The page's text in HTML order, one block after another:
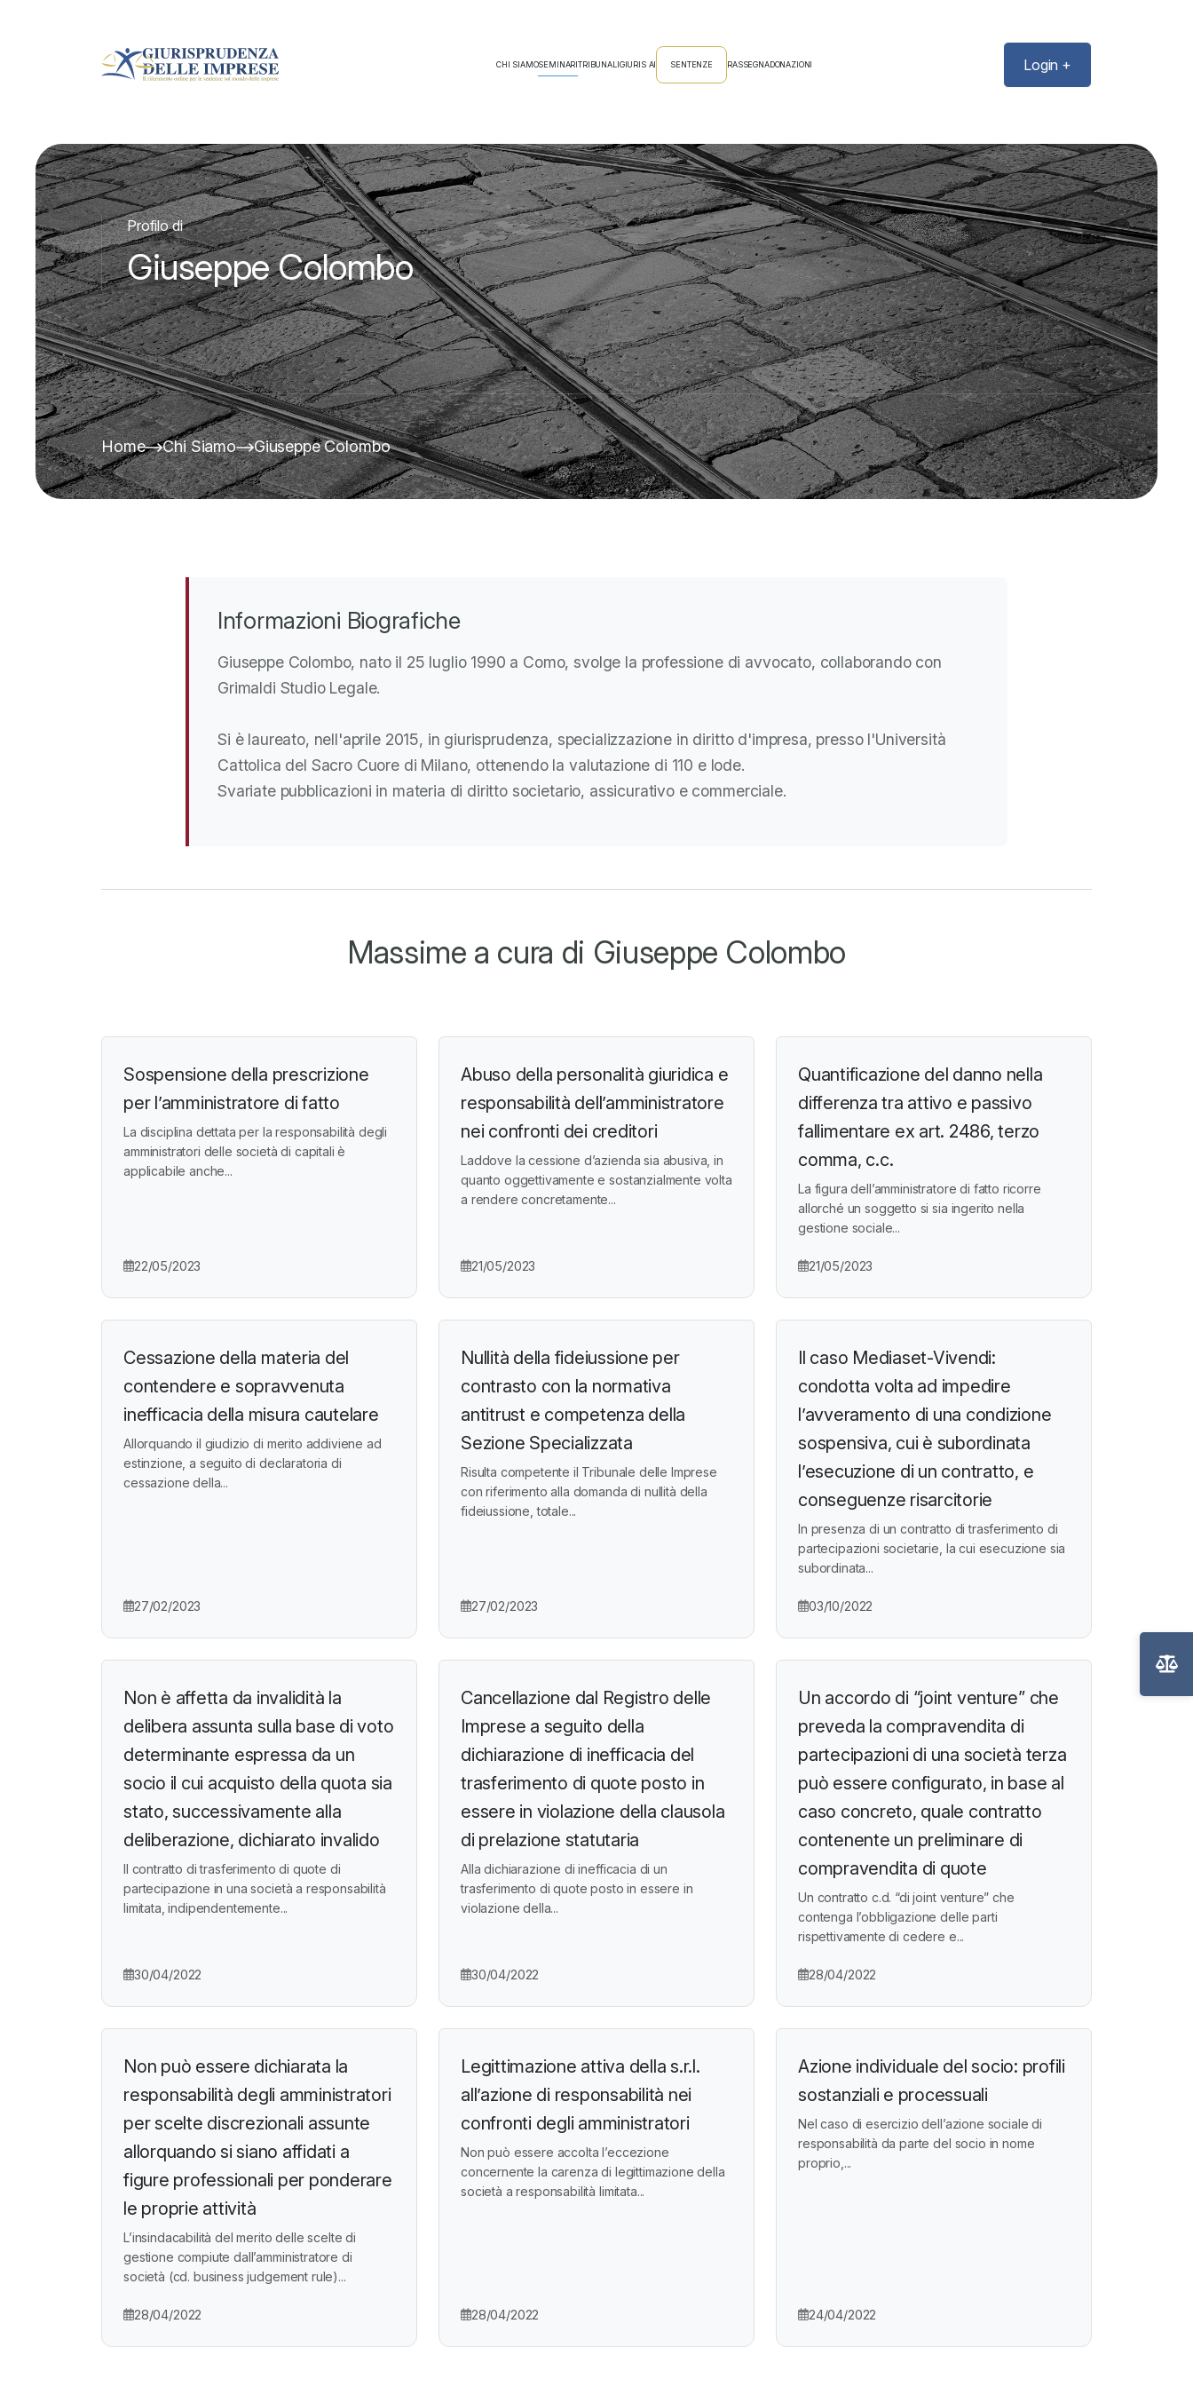
CHI SIAMOSEMINARITRIBUNALIGIURIS AI SENTENZE RASSEGNADONAZIONI Login +
Profilo di
Giuseppe Colombo
Home Chi Siamo Giuseppe Colombo
Informazioni Biografiche
Giuseppe Colombo, nato il 25 luglio 1990 a Como, svolge la professione di avvocato, collaborando con
Grimaldi Studio Legale.
Si è laureato, nell'aprile 2015, in giurisprudenza, specializzazione in diritto d'impresa, presso l'Università
Cattolica del Sacro Cuore di Milano, ottenendo la valutazione di 110 e lode.
Svariate pubblicazioni in materia di diritto societario, assicurativo e commerciale.
Massime a cura di Giuseppe Colombo
Sospensione della prescrizione
per l’amministratore di fatto
La disciplina dettata per la responsabilità degli
amministratori delle società di capitali è
applicabile anche...
22/05/2023
Abuso della personalità giuridica e
responsabilità dell’amministratore
nei confronti dei creditori
Laddove la cessione d’azienda sia abusiva, in
quanto oggettivamente e sostanzialmente volta
a rendere concretamente...
21/05/2023
Quantificazione del danno nella
differenza tra attivo e passivo
fallimentare ex art. 2486, terzo
comma, c.c.
La figura dell’amministratore di fatto ricorre
allorché un soggetto si sia ingerito nella
gestione sociale...
21/05/2023
Cessazione della materia del
contendere e sopravvenuta
inefficacia della misura cautelare
Allorquando il giudizio di merito addiviene ad
estinzione, a seguito di declaratoria di
cessazione della...
27/02/2023
Nullità della fideiussione per
contrasto con la normativa
antitrust e competenza della
Sezione Specializzata
Risulta competente il Tribunale delle Imprese
con riferimento alla domanda di nullità della
fideiussione, totale...
27/02/2023
Il caso Mediaset-Vivendi:
condotta volta ad impedire
l’avveramento di una condizione
sospensiva, cui è subordinata
l’esecuzione di un contratto, e
conseguenze risarcitorie
In presenza di un contratto di trasferimento di
partecipazioni societarie, la cui esecuzione sia
subordinata...
03/10/2022
Non è affetta da invalidità la
delibera assunta sulla base di voto
determinante espressa da un
socio il cui acquisto della quota sia
stato, successivamente alla
deliberazione, dichiarato invalido
Il contratto di trasferimento di quote di
partecipazione in una società a responsabilità
limitata, indipendentemente...
30/04/2022
Cancellazione dal Registro delle
Imprese a seguito della
dichiarazione di inefficacia del
trasferimento di quote posto in
essere in violazione della clausola
di prelazione statutaria
Alla dichiarazione di inefficacia di un
trasferimento di quote posto in essere in
violazione della...
30/04/2022
Un accordo di “joint venture” che
preveda la compravendita di
partecipazioni di una società terza
può essere configurato, in base al
caso concreto, quale contratto
contenente un preliminare di
compravendita di quote
Un contratto c.d. “di joint venture” che
contenga l’obbligazione delle parti
rispettivamente di cedere e...
28/04/2022
Non può essere dichiarata la
responsabilità degli amministratori
per scelte discrezionali assunte
allorquando si siano affidati a
figure professionali per ponderare
le proprie attività
L’insindacabilità del merito delle scelte di
gestione compiute dall’amministratore di
società (cd. business judgement rule)...
28/04/2022
Legittimazione attiva della s.r.l.
all’azione di responsabilità nei
confronti degli amministratori
Non può essere accolta l’eccezione
concernente la carenza di legittimazione della
società a responsabilità limitata...
28/04/2022
Azione individuale del socio: profili
sostanziali e processuali
Nel caso di esercizio dell’azione sociale di
responsabilità da parte del socio in nome
proprio,...
24/04/2022